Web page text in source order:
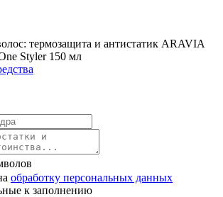
термозащита и антистатик ARAVIA
Styler 150 мл
обработку персональных данных
к заполнению